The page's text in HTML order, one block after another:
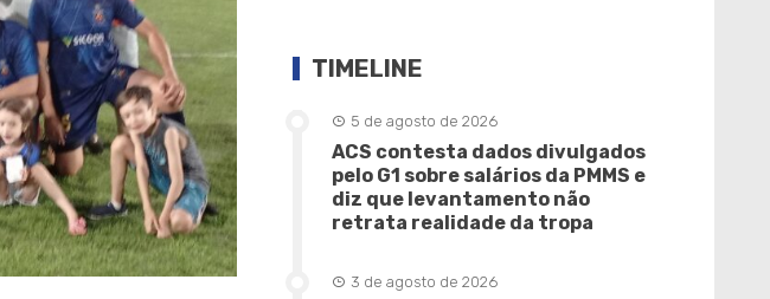
TIMELINE
5 de agosto de 2026
ACS contesta dados divulgados
pelo G1 sobre salários da PMMS e
diz que levantamento não
retrata realidade da tropa
3 de agosto de 2026